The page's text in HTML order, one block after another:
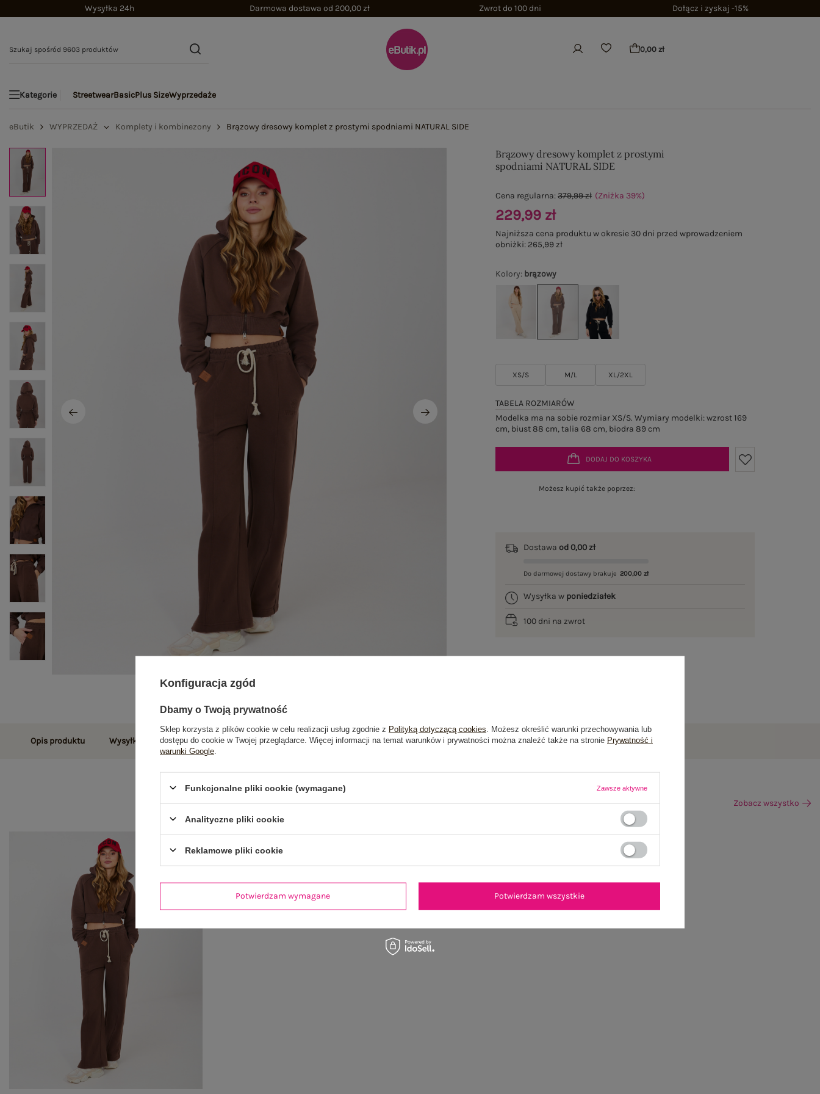
Wysyłka 24h Darmowa dostawa od 200,00 zł Zwrot do 100 dni Dołącz i zyskaj -15%
0,00 zł
Kategorie StreetwearBasicPlus SizeWyprzedaże
eButik WYPRZEDAŻ Komplety i kombinezony Brązowy dresowy komplet z prostymi spodniami NATURAL SIDE
Brązowy dresowy komplet z prostymi
spodniami NATURAL SIDE
Kolory: brązowy
XS/S M/L XL/2XL
TABELA ROZMIARÓW
Modelka ma na sobie rozmiar XS/S. Wymiary modelki: wzrost 169
cm, biust 88 cm, talia 68 cm, biodra 89 cm
Cena regularna:379,99 zł (Zniżka 39%)
229,99 zł
Najniższa cena produktu w okresie 30 dni przed wprowadzeniem
obniżki: 265,99 zł
DODAJ DO KOSZYKA
Możesz kupić także poprzez:
Dostawaod 0,00 zł
Do darmowej dostawy brakuje 200,00 zł
Wysyłka w poniedziałek
100 dni na zwrot
Opis produktu Wysyłka i dostawa Zwroty i reklamacje Opinie o produkcie(0)
Zobacz wszystko
Konfiguracja zgód
Dbamy o Twoją prywatność
Sklep korzysta z plików cookie w celu realizacji usług zgodnie z Polityką dotyczącą cookies . Możesz określić warunki przechowywania lub
dostępu do cookie w Twojej przeglądarce. Więcej informacji na temat warunków i prywatności można znaleźć także na stronie Prywatność i
warunki Google
Funkcjonalne pliki cookie (wymagane) Zawsze aktywne
Analityczne pliki cookie
Reklamowe pliki cookie
Potwierdzam wymagane Potwierdzam wszystkie